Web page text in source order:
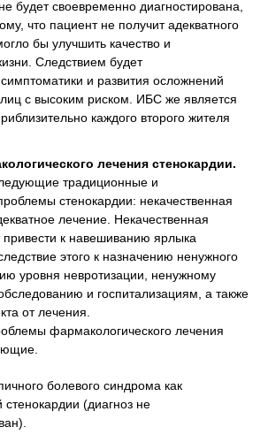
будет своевременно диагностирована,
что пациент не получит адекватного
бы улучшить качество и
Следствием будет
и развития осложнений
с высоким риском. ИБС же является
каждого второго жителя
лечения стенокардии.
традиционные и
стенокардии: некачественная
лечение. Некачественная
привести к навешиванию ярлыка
этого к назначению ненужного
уровня невротизации, ненужному
и госпитализациям, а также
от лечения.
фармакологического лечения
болевого синдрома как
стенокардии (диагноз не